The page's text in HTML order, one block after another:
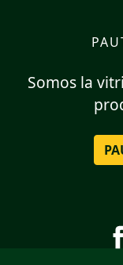
Somos la